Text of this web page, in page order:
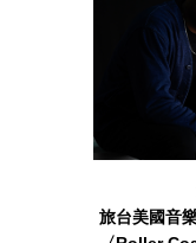
旅台美國音